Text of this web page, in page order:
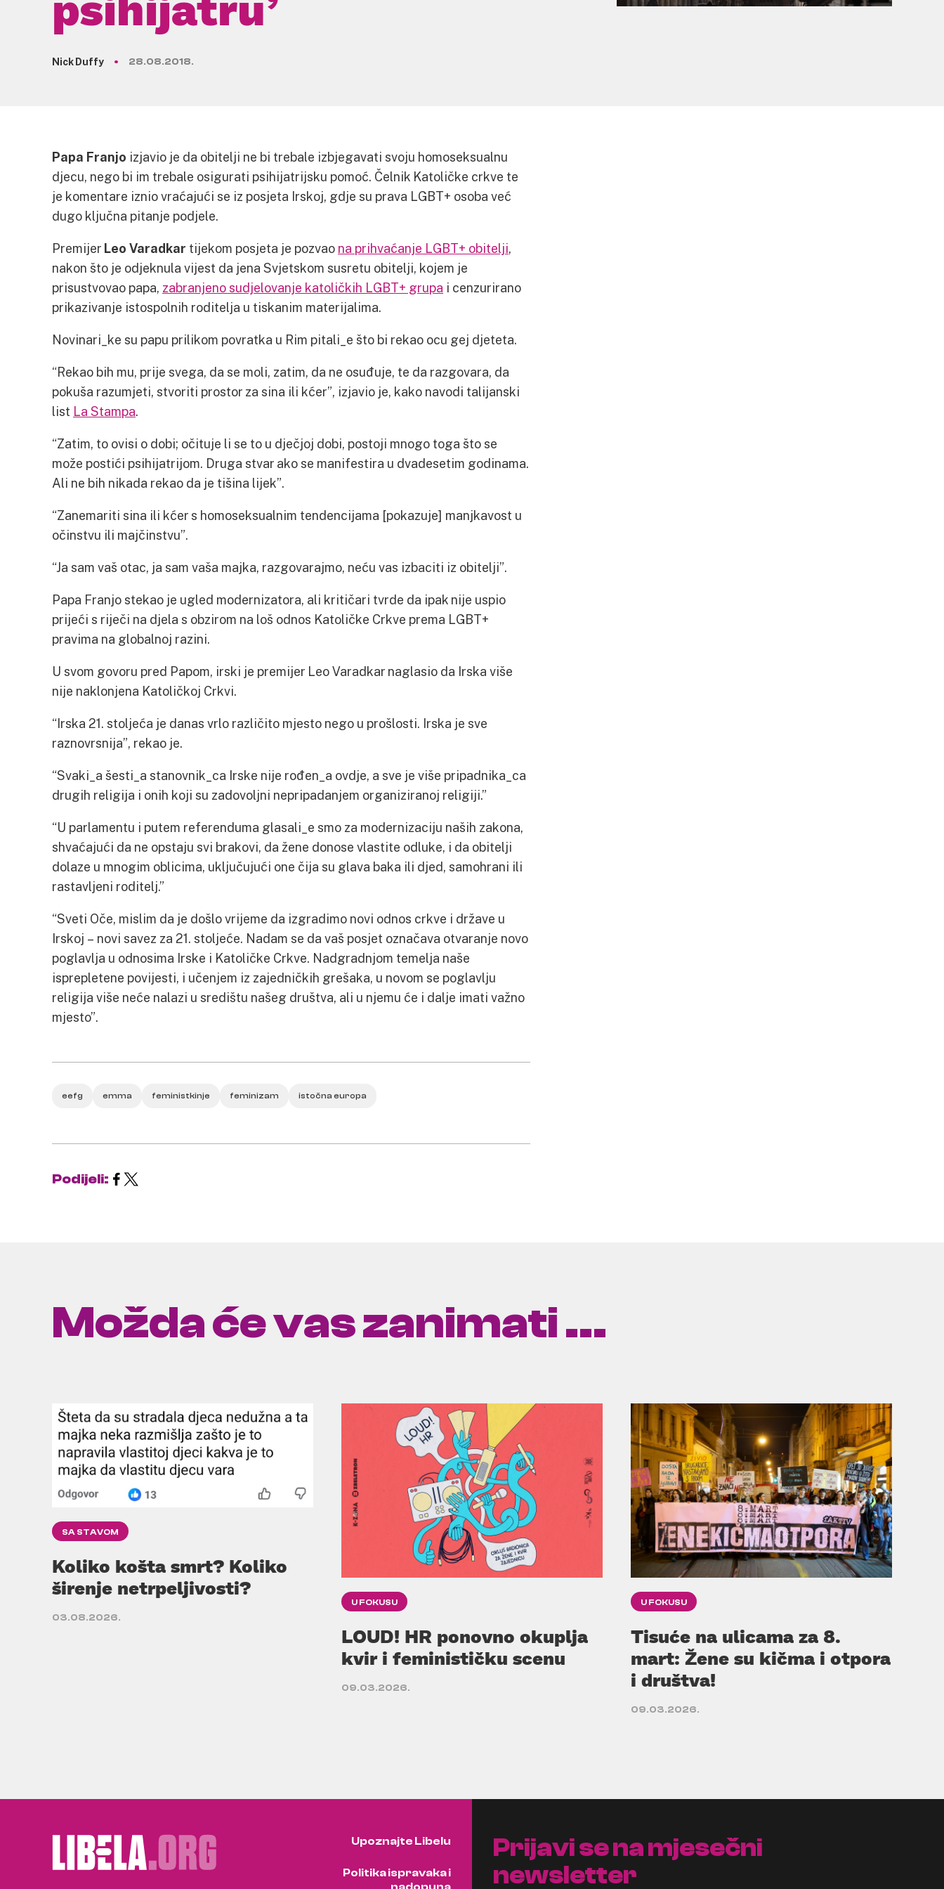
Nick Duffy 28.08.2018.
Papa Franjo izjavio je da obitelji ne bi trebale izbjegavati svoju homoseksualnu
djecu, nego bi im trebale osigurati psihijatrijsku pomoć. Čelnik Katoličke crkve te
je komentare iznio vraćajući se iz posjeta Irskoj, gdje su prava LGBT+ osoba već
dugo ključna pitanje podjele.
Premijer Leo Varadkar tijekom posjeta je pozvao na prihvaćanje LGBT+ obitelji,
nakon što je odjeknula vijest da jena Svjetskom susretu obitelji, kojem je
prisustvovao papa, zabranjeno sudjelovanje katoličkih LGBT+ grupa i cenzurirano
prikazivanje istospolnih roditelja u tiskanim materijalima.
Novinari_ke su papu prilikom povratka u Rim pitali_e što bi rekao ocu gej djeteta.
“Rekao bih mu, prije svega, da se moli, zatim, da ne osuđuje, te da razgovara, da
pokuša razumjeti, stvoriti prostor za sina ili kćer”, izjavio je, kako navodi talijanski
list La Stampa.
“Zatim, to ovisi o dobi; očituje li se to u dječjoj dobi, postoji mnogo toga što se
može postići psihijatrijom. Druga stvar ako se manifestira u dvadesetim godinama.
Ali ne bih nikada rekao da je tišina lijek”.
“Zanemariti sina ili kćer s homoseksualnim tendencijama [pokazuje] manjkavost u
očinstvu ili majčinstvu”.
“Ja sam vaš otac, ja sam vaša majka, razgovarajmo, neću vas izbaciti iz obitelji”.
Papa Franjo stekao je ugled modernizatora, ali kritičari tvrde da ipak nije uspio
prijeći s riječi na djela s obzirom na loš odnos Katoličke Crkve prema LGBT+
pravima na globalnoj razini.
U svom govoru pred Papom, irski je premijer Leo Varadkar naglasio da Irska više
nije naklonjena Katoličkoj Crkvi.
“Irska 21. stoljeća je danas vrlo različito mjesto nego u prošlosti. Irska je sve
raznovrsnija”, rekao je.
“Svaki_a šesti_a stanovnik_ca Irske nije rođen_a ovdje, a sve je više pripadnika_ca
drugih religija i onih koji su zadovoljni nepripadanjem organiziranoj religiji.”
“U parlamentu i putem referenduma glasali_e smo za modernizaciju naših zakona,
shvaćajući da ne opstaju svi brakovi, da žene donose vlastite odluke, i da obitelji
dolaze u mnogim oblicima, uključujući one čija su glava baka ili djed, samohrani ili
rastavljeni roditelj.”
“Sveti Oče, mislim da je došlo vrijeme da izgradimo novi odnos crkve i države u
Irskoj – novi savez za 21. stoljeće. Nadam se da vaš posjet označava otvaranje novo
poglavlja u odnosima Irske i Katoličke Crkve. Nadgradnjom temelja naše
isprepletene povijesti, i učenjem iz zajedničkih grešaka, u novom se poglavlju
religija više neće nalazi u središtu našeg društva, ali u njemu će i dalje imati važno
mjesto”.
eefg emma feministkinje feminizam istočna europa
Podijeli:
Možda će vas zanimati ...
SA STAVOM
Koliko košta smrt? Koliko
širenje netrpeljivosti?
03.08.2026.
U FOKUSU
LOUD! HR ponovno okuplja
kvir i feminističku scenu
09.03.2026.
U FOKUSU
Tisuće na ulicama za 8.
mart: Žene su kičma i otpora
i društva!
09.03.2026.
Upoznajte Libelu
Politika ispravaka i
Prijavi se na mjesečni
newsletter